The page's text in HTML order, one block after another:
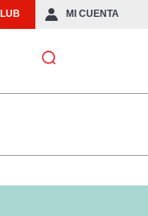
MI CUENTA